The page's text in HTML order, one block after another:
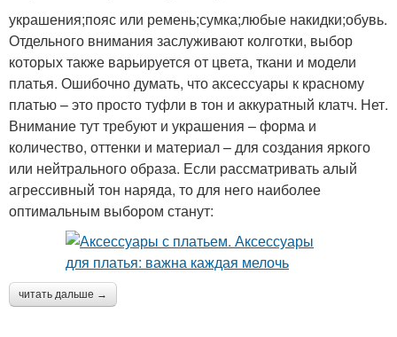
украшения;пояс или ремень;сумка;любые накидки;обувь.
Отдельного внимания заслуживают колготки, выбор
которых также варьируется от цвета, ткани и модели
платья. Ошибочно думать, что аксессуары к красному
платью – это просто туфли в тон и аккуратный клатч. Нет.
Внимание тут требуют и украшения – форма и
количество, оттенки и материал – для создания яркого
или нейтрального образа. Если рассматривать алый
агрессивный тон наряда, то для него наиболее
оптимальным выбором станут:
читать дальше →